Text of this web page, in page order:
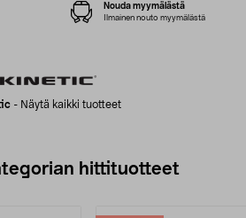
- Näytä kaikki tuotteet
Nouda myymälästä
Ilmainen nouto myymälästä
hittituotteet